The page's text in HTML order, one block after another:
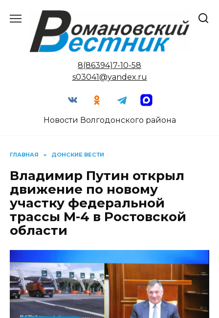
содержанию
8(86394)7-10-58
s03041@yandex.ru
Новости Волгодонского района
ГЛАВНАЯ » ДОНСКИЕ ВЕСТИ
Владимир Путин открыл
движение по новому
участку федеральной
трассы М-4 в Ростовской
области